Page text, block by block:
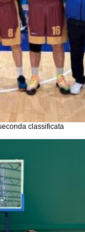
classificata